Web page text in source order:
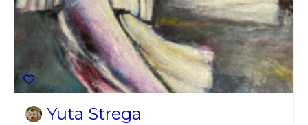
Prénom
Statut / Organisation
Adresse email*
Yuta Strega